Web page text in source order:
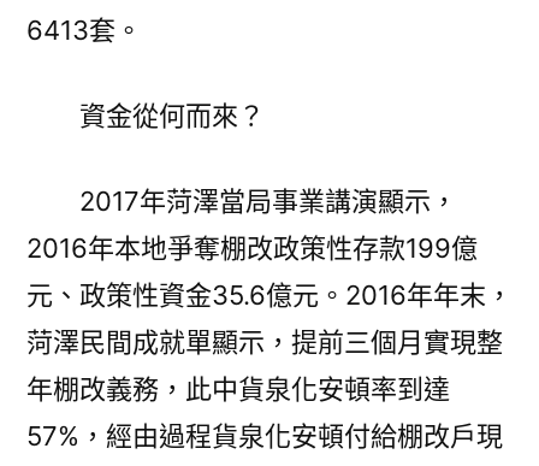
6413套。
資金從何而來？
2017年菏澤當局事業講演顯示，
2016年本地爭奪棚改政策性存款199億
元、政策性資金35.6億元。2016年年末，
菏澤民間成就單顯示，提前三個月實現整
年棚改義務，此中貨泉化安頓率到達
57%，經由過程貨泉化安頓付給棚改戶現